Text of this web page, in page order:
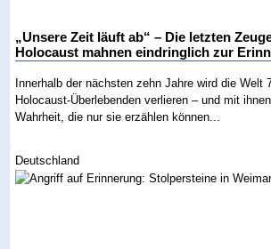
„Unsere Zeit läuft ab“ – Die letzten
Holocaust mahnen eindringlich zur
Innerhalb der nächsten zehn Jahre wird die Welt
Holocaust-Überlebenden verlieren – und mit
Wahrheit, die nur sie erzählen können...
Deutschland